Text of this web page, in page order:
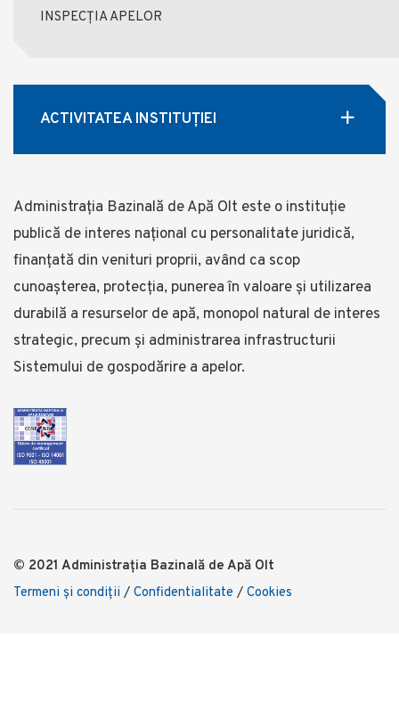
INSPECȚIA APELOR
ACTIVITATEA INSTITUȚIEI
Administrația Bazinală de Apă Olt este o instituție
publică de interes național cu personalitate juridică,
finanțată din venituri proprii, având ca scop
cunoașterea, protecția, punerea în valoare și utilizarea
durabilă a resurselor de apă, monopol natural de interes
strategic, precum și administrarea infrastructurii
Sistemului de gospodărire a apelor.
© 2021 Administrația Bazinală de Apă Olt
Termeni şi condiţii / Confidentialitate / Cookies